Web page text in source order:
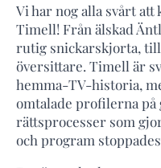
Vi har nog alla svårt
Timell! Från älskad
rutig snickarskjorta, till
översittare. Timell är
hemma-TV-historia,
omtalade profilerna på
rättsprocesser som
och program